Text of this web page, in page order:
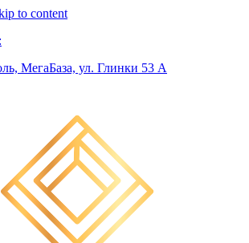
to content
МегаБаза, ул. Глинки 53 А